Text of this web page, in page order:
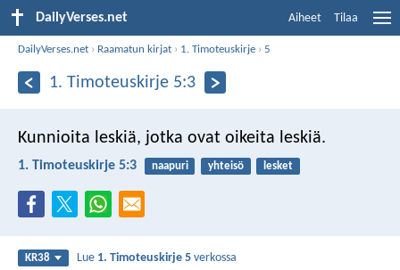
DailyVerses.net Aiheet Tilaa
DailyVerses.net › Raamatun kirjat › 1. Timoteuskirje ›5
1. Timoteuskirje 5:3
Kunnioita leskiä, jotka ovat oikeita leskiä.
1. Timoteuskirje 5:3 naapuri yhteisö lesket
KR38 Lue 1. Timoteuskirje 5 verkossa